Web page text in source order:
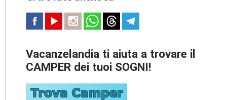
Vacanzelandia ti aiuta a trovare il
CAMPER dei tuoi SOGNI!